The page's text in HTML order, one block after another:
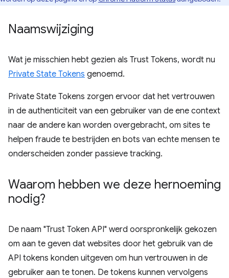
Naamswijziging
Wat je misschien hebt gezien als Trust Tokens, wordt nu
Private State Tokens genoemd.
Private State Tokens zorgen ervoor dat het vertrouwen
in de authenticiteit van een gebruiker van de ene context
naar de andere kan worden overgebracht, om sites te
helpen fraude te bestrijden en bots van echte mensen te
onderscheiden zonder passieve tracking.
Waarom hebben we deze hernoeming
nodig?
De naam "Trust Token API" werd oorspronkelijk gekozen
om aan te geven dat websites door het gebruik van de
API tokens konden uitgeven om hun vertrouwen in de
gebruiker aan te tonen. De tokens kunnen vervolgens